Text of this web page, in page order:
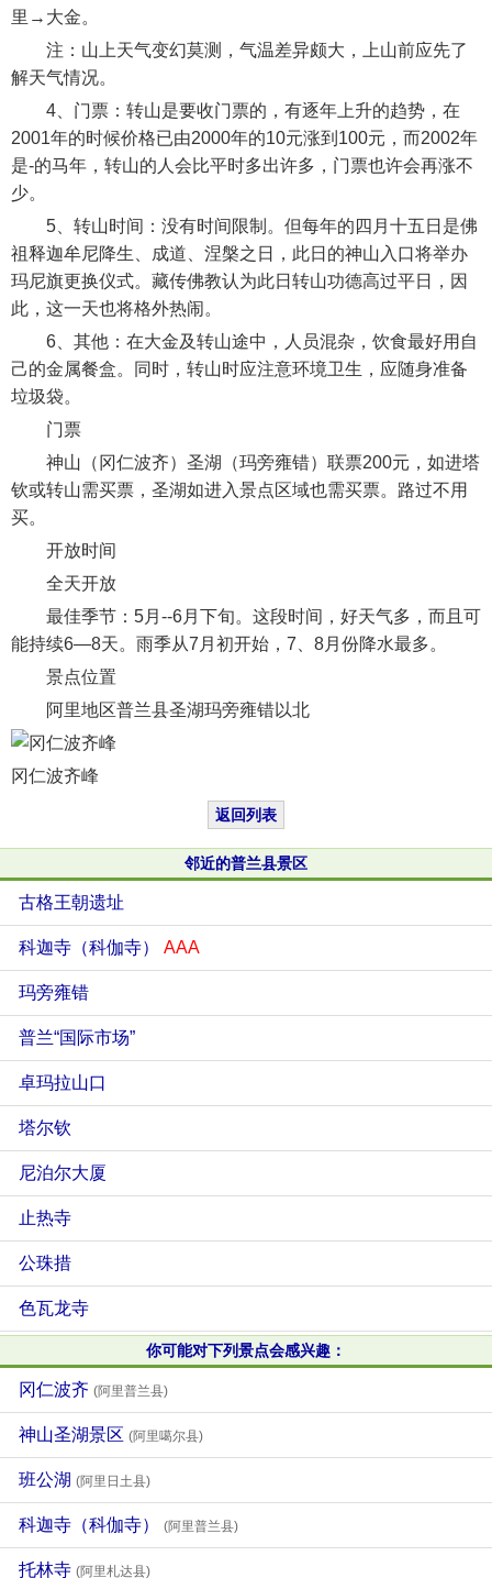
里→大金。
注：山上天气变幻莫测，气温差异颇大，上山前应先了
解天气情况。
4、门票：转山是要收门票的，有逐年上升的趋势，在
2001年的时候价格已由2000年的10元涨到100元，而2002年
是-的马年，转山的人会比平时多出许多，门票也许会再涨不
少。
5、转山时间：没有时间限制。但每年的四月十五日是佛
祖释迦牟尼降生、成道、涅槃之日，此日的神山入口将举办
玛尼旗更换仪式。藏传佛教认为此日转山功德高过平日，因
此，这一天也将格外热闹。
6、其他：在大金及转山途中，人员混杂，饮食最好用自
己的金属餐盒。同时，转山时应注意环境卫生，应随身准备
垃圾袋。
门票
神山（冈仁波齐）圣湖（玛旁雍错）联票200元，如进塔
钦或转山需买票，圣湖如进入景点区域也需买票。路过不用
买。
开放时间
全天开放
最佳季节：5月--6月下旬。这段时间，好天气多，而且可
能持续6—8天。雨季从7月初开始，7、8月份降水最多。
景点位置
阿里地区普兰县圣湖玛旁雍错以北
冈仁波齐峰
返回列表
邻近的普兰县景区
古格王朝遗址
科迦寺（科伽寺） AAA
玛旁雍错
普兰“国际市场”
卓玛拉山口
塔尔钦
尼泊尔大厦
止热寺
公珠措
色瓦龙寺
你可能对下列景点会感兴趣：
冈仁波齐 (阿里普兰县)
神山圣湖景区 (阿里噶尔县)
班公湖 (阿里日土县)
科迦寺（科伽寺） (阿里普兰县)
托林寺 (阿里札达县)